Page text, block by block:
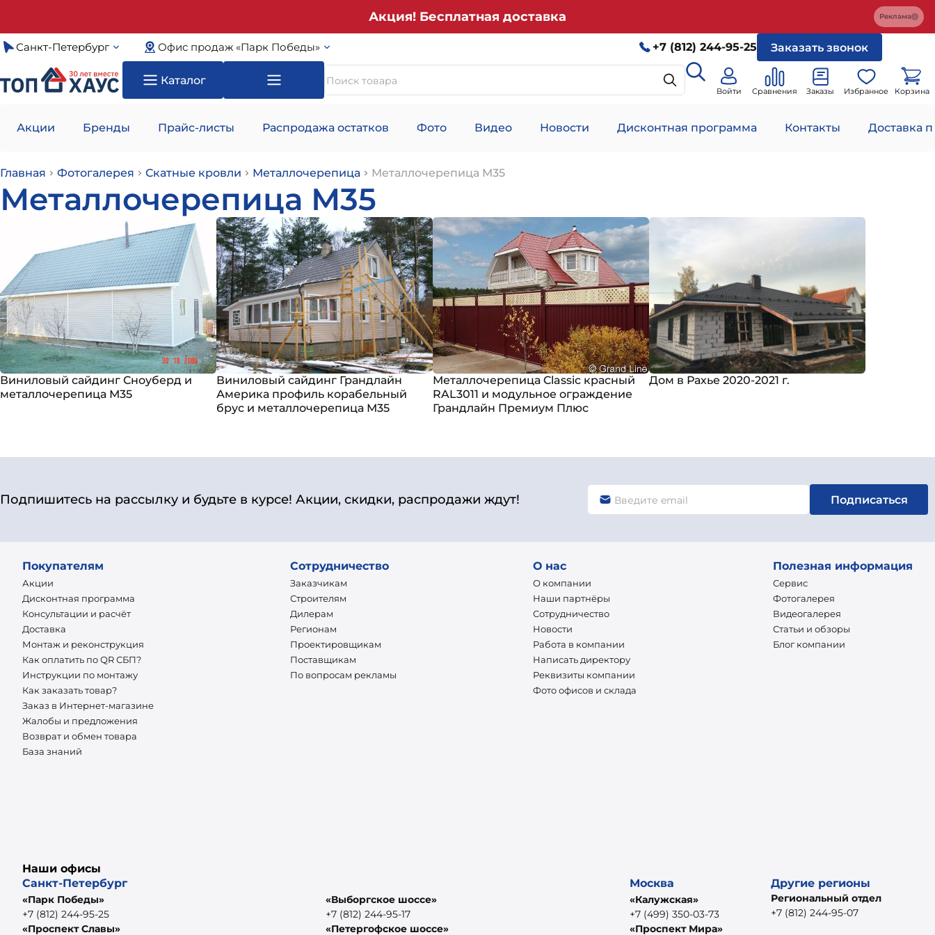
Акция! Бесплатная доставка Реклама
Санкт-Петербург Офис продаж «Парк Победы» +7 (812) 244-95-25 Заказать звонок
Каталог
Войти Сравнения Заказы Избранное Корзина
Акции Бренды Прайс-листы Распродажа остатков Фото Видео Новости Дисконтная программа Контакты Доставка
Главная Фотогалерея Скатные кровли Металлочерепица Металлочерепица М35
Металлочерепица М35
Виниловый сайдинг Сноуберд и
металлочерепица М35
Виниловый сайдинг Грандлайн
Америка профиль корабельный
брус и металлочерепица М35
Металлочерепица Classic красный
RAL3011 и модульное ограждение
Грандлайн Премиум Плюс
Дом в Рахье 2020-2021 г.
Подпишитесь на рассылку и будьте в курсе! Акции, скидки, распродажи ждут! Подписаться
Покупателям
Акции
Дисконтная программа
Консультации и расчёт
Доставка
Монтаж и реконструкция
Как оплатить по QR СБП?
Инструкции по монтажу
Как заказать товар?
Заказ в Интернет-магазине
Жалобы и предложения
Возврат и обмен товара
База знаний
Сотрудничество
Заказчикам
Строителям
Дилерам
Регионам
Проектировщикам
Поставщикам
По вопросам рекламы
О нас
О компании
Наши партнёры
Сотрудничество
Новости
Работа в компании
Написать директору
Реквизиты компании
Фото офисов и склада
Полезная информация
Сервис
Фотогалерея
Видеогалерея
Статьи и обзоры
Блог компании
Наши офисы
Санкт-Петербург
«Парк Победы»
+7 (812) 244-95-25
«Проспект Славы»
«Выборгское шоссе»
+7 (812) 244-95-17
«Петергофское шоссе»
Москва
«Калужская»
+7 (499) 350-03-73
«Проспект Мира»
Другие регионы
Региональный отдел
+7 (812) 244-95-07